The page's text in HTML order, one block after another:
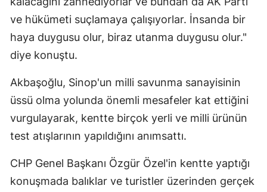
Rize
Sakarya
Siirt
Sinop
Sivas
Tokat
ve hükümeti suçlamaya çalışıyorlar. İnsanda bir
haya duygusu olur, biraz utanma duygusu olur."
diye konuştu.
Akbaşoğlu, Sinop'un milli savunma sanayisinin
üssü olma yolunda önemli mesafeler kat ettiğini
vurgulayarak, kentte birçok yerli ve milli ürünün
test atışlarının yapıldığını anımsattı.
CHP Genel Başkanı Özgür Özel'in kentte yaptığı
konuşmada balıklar ve turistler üzerinden gerçek